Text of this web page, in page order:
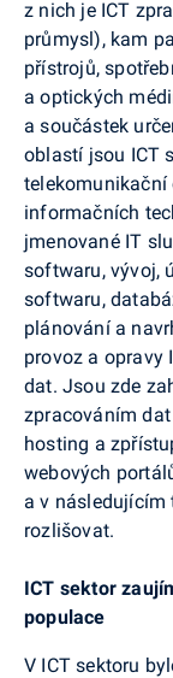
z nich je ICT
průmysl), kam
přístrojů,
a optických
a součástek
oblastí jsou ICT
informačních
jmenované IT
softwaru, vývoj,
softwaru,
plánování a
provoz a opravy
dat. Jsou zde
zpracováním
hosting a
webových
a v následujícím
rozlišovat.
ICT sektor
populace
V ICT sektoru